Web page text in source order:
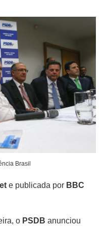
Brasil
e publicada por BBC
o PSDB anunciou